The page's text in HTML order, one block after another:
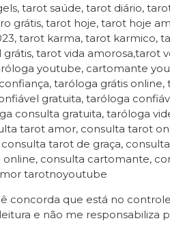
tarot saúde, tarot diário,
grátis, tarot hoje, tarot hoje
tarot karma, tarot karmico,
tarot vida amorosa,tarot
youtube, cartomante
taróloga grátis online,
gratuita, taróloga
consulta gratuita, taróloga
tarot amor, consulta tarot
tarot de graça,
consulta cartomante,
tarotnoyoutube
concorda que está no
e não me responsabiliza